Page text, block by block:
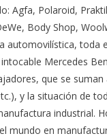
Agfa, Polaroid,
Body Shop,
automovilística, toda
Mercedes
que se
y la situación de
industrial.
mundo en